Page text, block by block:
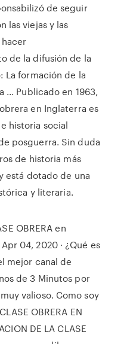
de seguir
las viejas y las
de la difusión de la
La formación de la
... Publicado en 1963,
en Inglaterra es
historia social
posguerra. Sin duda
de historia más
está dotado de una
y literaria.
OBRERA en
04, 2020 · ¿Qué es
mejor canal de
de 3 Minutos por
valioso. Como soy
OBRERA EN
DE LA CLASE